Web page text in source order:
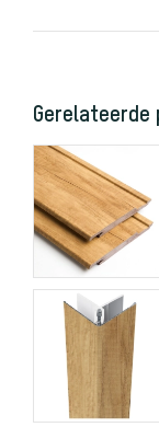
Gerelateerde